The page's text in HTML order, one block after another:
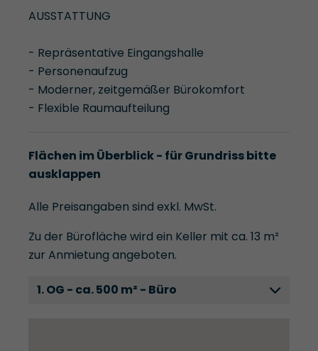
AUSSTATTUNG
- Repräsentative Eingangshalle
- Personenaufzug
- Moderner, zeitgemäßer Bürokomfort
- Flexible Raumaufteilung
Flächen im Überblick - für Grundriss bitte
ausklappen
Alle Preisangaben sind exkl. MwSt.
Zu der Bürofläche wird ein Keller mit ca. 13 m²
zur Anmietung angeboten.
1. OG - ca. 500 m² - Büro